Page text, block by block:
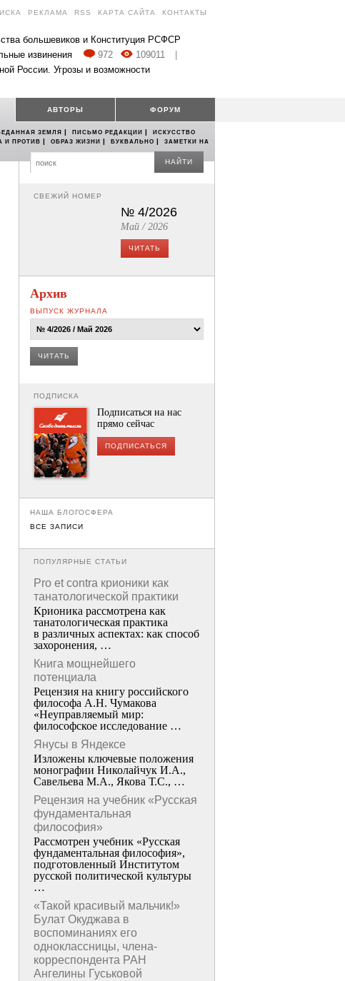
РЕКЛАМА RSS КАРТА САЙТА КОНТАКТЫ
большевиков и Конституция РСФСР
извинения 972 109011
России. Угрозы и возможности
АВТОРЫ ФОРУМ
ЗЕМЛЯ | ПИСЬМО РЕДАКЦИИ |
ИСКУССТВО
И ПРОТИВ | ОБРАЗ ЖИЗНИ | БУКВАЛЬНО |
ЗАМЕТКИ НА
НАЙТИ
СВЕЖИЙ НОМЕР
№ 4/2026
Май / 2026
ЧИТАТЬ
Архив
ВЫПУСК ЖУРНАЛА
ЧИТАТЬ
ПОДПИСКА
Подписаться на нас
прямо сейчас
ПОДПИСАТЬСЯ
НАША БЛОГОСФЕРА
ВСЕ ЗАПИСИ
ПОПУЛЯРНЫЕ СТАТЬИ
Pro et contra крионики как
танатологической практики
Крионика рассмотрена как
танатологическая практика
в различных аспектах: как способ
захоронения, …
Книга мощнейшего
потенциала
Рецензия на книгу российского
философа А.Н. Чумакова
«Неуправляемый мир:
философское исследование …
Янусы в Яндексе
Изложены ключевые положения
монографии Николайчук И.А.,
Савельева М.А., Якова Т.С., …
Рецензия на учебник «Русская
фундаментальная
философия»
Рассмотрен учебник «Русская
фундаментальная философия»,
подготовленный Институтом
русской политической культуры
…
«Такой красивый мальчик!»
Булат Окуджава в
воспоминаниях его
одноклассницы, члена-
корреспондента РАН
Ангелины Гуськовой